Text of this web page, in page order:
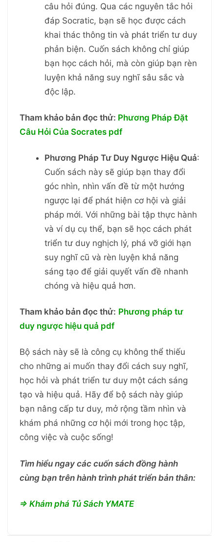
câu hỏi đúng. Qua các nguyên tắc hỏi
đáp Socratic, bạn sẽ học được cách
khai thác thông tin và phát triển tư duy
phản biện. Cuốn sách không chỉ giúp
bạn học cách hỏi, mà còn giúp bạn rèn
luyện khả năng suy nghĩ sâu sắc và
độc lập.
Tham khảo bản đọc thử: Phương Pháp Đặt
Câu Hỏi Của Socrates pdf
Phương Pháp Tư Duy Ngược Hiệu Quả:
Cuốn sách này sẽ giúp bạn thay đổi
góc nhìn, nhìn vấn đề từ một hướng
ngược lại để phát hiện cơ hội và giải
pháp mới. Với những bài tập thực hành
và ví dụ cụ thể, bạn sẽ học cách phát
triển tư duy nghịch lý, phá vỡ giới hạn
suy nghĩ cũ và rèn luyện khả năng
sáng tạo để giải quyết vấn đề nhanh
chóng và hiệu quả hơn.
Tham khảo bản đọc thử: Phương pháp tư
duy ngược hiệu quả pdf
Bộ sách này sẽ là công cụ không thể thiếu
cho những ai muốn thay đổi cách suy nghĩ,
học hỏi và phát triển tư duy một cách sáng
tạo và hiệu quả. Hãy để bộ sách này giúp
bạn nâng cấp tư duy, mở rộng tầm nhìn và
khám phá những cơ hội mới trong học tập,
công việc và cuộc sống!
Tìm hiểu ngay các cuốn sách đồng hành
cùng bạn trên hành trình phát triển bản thân:
=> Khám phá Tủ Sách YMATE